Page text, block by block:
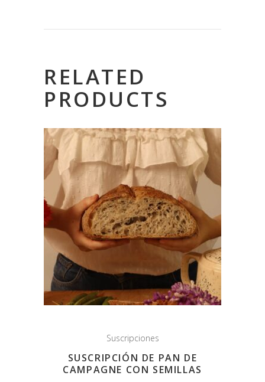
RELATED
PRODUCTS
Suscripciones
SUSCRIPCIÓN DE PAN DE
CAMPAGNE CON SEMILLAS